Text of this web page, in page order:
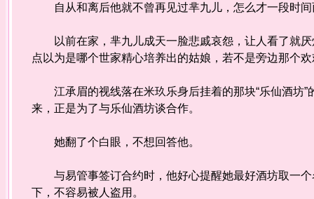
自从和离后他就不曾再见过芈九儿，怎么才一段时间
以前在家，芈九儿成天一脸悲戚哀怨，让人看了就厌
点以为是哪个世家精心培养出的姑娘，若不是旁边那个
江承眉的视线落在米玖乐身后挂着的那块“乐仙酒坊”
来，正是为了与乐仙酒坊谈合作。
她翻了个白眼，不想回答他。
与易管事签订合约时，他好心提醒她最好酒坊取一个
下，不容易被人盗用。